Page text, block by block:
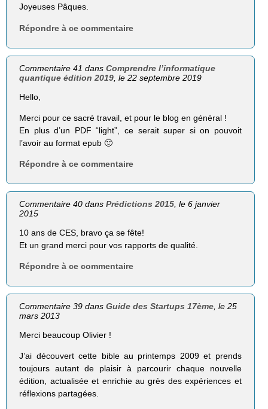
Joyeuses Pâques.
Répondre à ce commentaire
Commentaire 41 dansComprendre l’informatique
quantique édition 2019 , le 22 septembre 2019
Hello,
Merci pour ce sacré travail, et pour le blog en général !
En plus d’un PDF “light”, ce serait super si on pouvoit
l’avoir au format epub 🙂
Répondre à ce commentaire
Commentaire 40 dansPrédictions 2015 , le 6 janvier
2015
10 ans de CES, bravo ça se fête!
Et un grand merci pour vos rapports de qualité.
Répondre à ce commentaire
Commentaire 39 dansGuide des Startups 17ème , le 25
mars 2013
Merci beaucoup Olivier !
J’ai découvert cette bible au printemps 2009 et prends
toujours autant de plaisir à parcourir chaque nouvelle
édition, actualisée et enrichie au grès des expériences et
réflexions partagées.